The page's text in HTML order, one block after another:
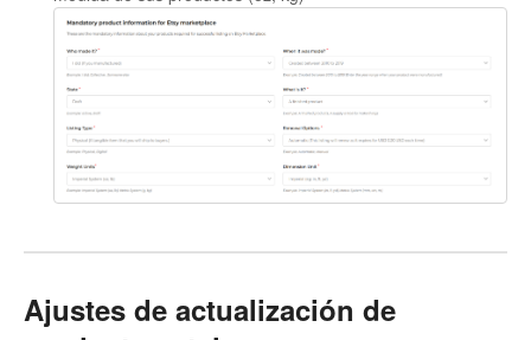
Ajustes de actualización de